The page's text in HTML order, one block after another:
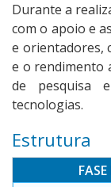
Durante a
com o apoio e
e orientadores,
e o rendimento
de pesquisa
tecnologias.
Estrutura